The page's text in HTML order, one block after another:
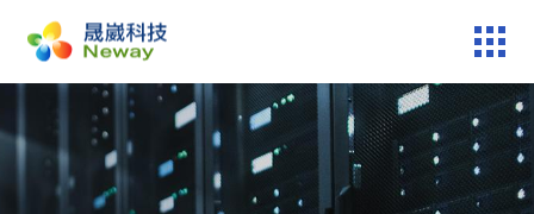
產品服務
技術專區